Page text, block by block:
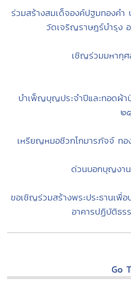
ร่วมสร้างสมเด็จองค์ปฐมทองค
วัดเจริญราษฎร์บำรุง
เชิญร่วมมหากุ
บำเพ็ญบุญประจำปีและทอดผ้
๒
เหรียญหมอชีวกโกมารภัจจ์ ท
ด่วนบอกบุญงา
ขอเชิญร่วมสร้างพระประธานเ
อาคารปฏิบัติธ
Go